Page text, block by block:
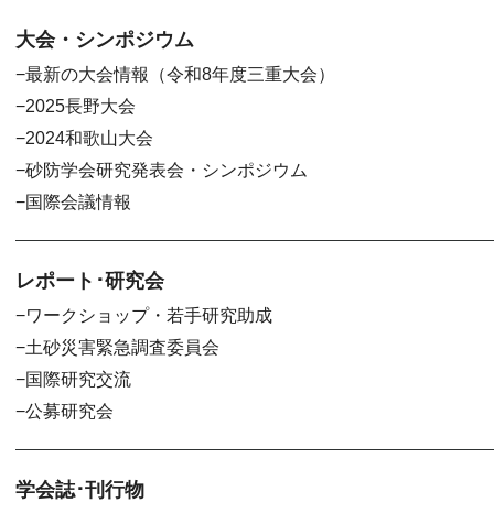
大会・シンポジウム
最新の大会情報（令和8年度三重大会）
2025長野大会
2024和歌山大会
砂防学会研究発表会・シンポジウム
国際会議情報
レポート･研究会
ワークショップ・若手研究助成
土砂災害緊急調査委員会
国際研究交流
公募研究会
学会誌･刊行物